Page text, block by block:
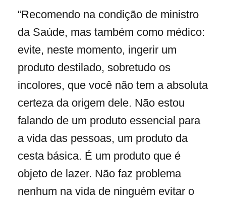
“Recomendo na condição de ministro
da Saúde, mas também como médico:
evite, neste momento, ingerir um
produto destilado, sobretudo os
incolores, que você não tem a absoluta
certeza da origem dele. Não estou
falando de um produto essencial para
a vida das pessoas, um produto da
cesta básica. É um produto que é
objeto de lazer. Não faz problema
nenhum na vida de ninguém evitar o